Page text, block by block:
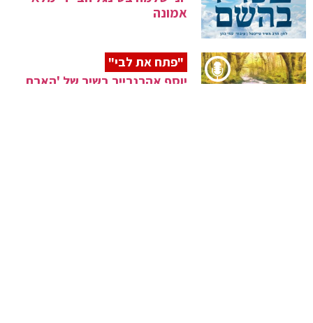
אמונה
"פתח את לבי"
יוסף אהרנרייך בשיר של 'הארת